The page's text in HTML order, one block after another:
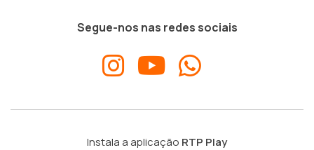
Segue-nos nas redes sociais
Instala a aplicação RTP Play